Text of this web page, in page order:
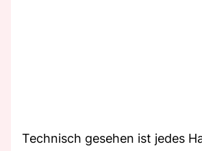
Technisch gesehen ist jedes